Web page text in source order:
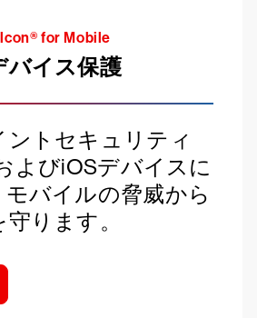
for Mobile
バイス保護
ントセキュリティ
よびiOSデバイスに
バイルの脅威から
ります。